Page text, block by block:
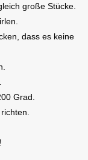
große Stücke.
dass es keine
Grad.